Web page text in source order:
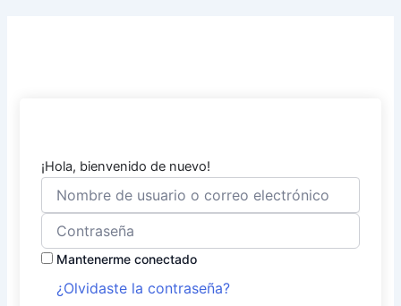
¡Hola, bienvenido de nuevo!
Mantenerme conectado
¿Olvidaste la contraseña?